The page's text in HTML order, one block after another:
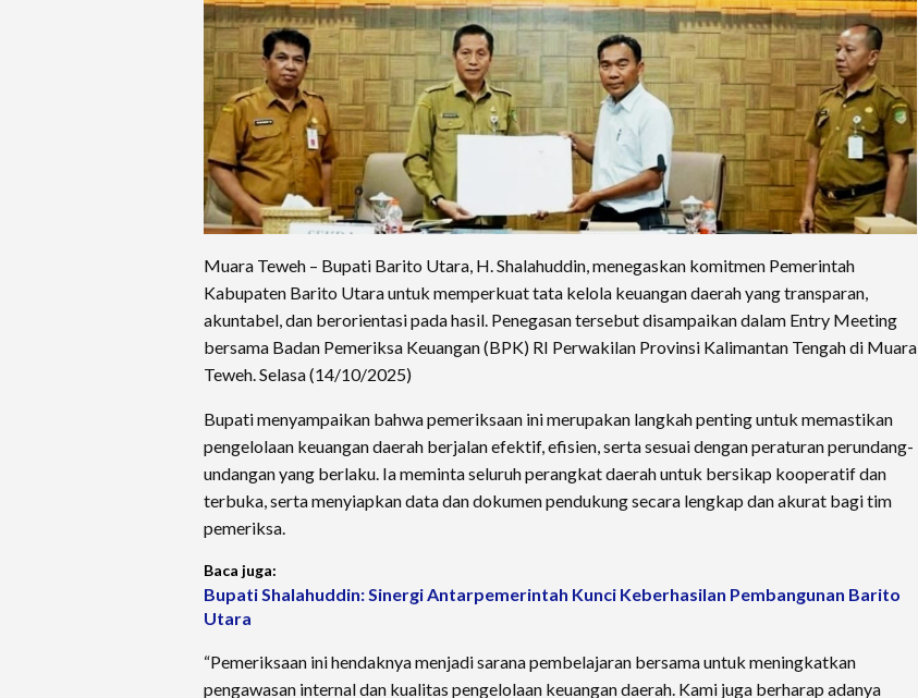
Muara Teweh – Bupati Barito Utara, H. Shalahuddin, menegaskan komitmen Pemerintah
Kabupaten Barito Utara untuk memperkuat tata kelola keuangan daerah yang transparan,
akuntabel, dan berorientasi pada hasil. Penegasan tersebut disampaikan dalam Entry Meeting
bersama Badan Pemeriksa Keuangan (BPK) RI Perwakilan Provinsi Kalimantan Tengah di Muara
Teweh. Selasa (14/10/2025)
Bupati menyampaikan bahwa pemeriksaan ini merupakan langkah penting untuk memastikan
pengelolaan keuangan daerah berjalan efektif, efisien, serta sesuai dengan peraturan perundang-
undangan yang berlaku. Ia meminta seluruh perangkat daerah untuk bersikap kooperatif dan
terbuka, serta menyiapkan data dan dokumen pendukung secara lengkap dan akurat bagi tim
pemeriksa.
Baca juga:
Bupati Shalahuddin: Sinergi Antarpemerintah Kunci Keberhasilan Pembangunan Barito
Utara
“Pemeriksaan ini hendaknya menjadi sarana pembelajaran bersama untuk meningkatkan
pengawasan internal dan kualitas pengelolaan keuangan daerah. Kami juga berharap adanya